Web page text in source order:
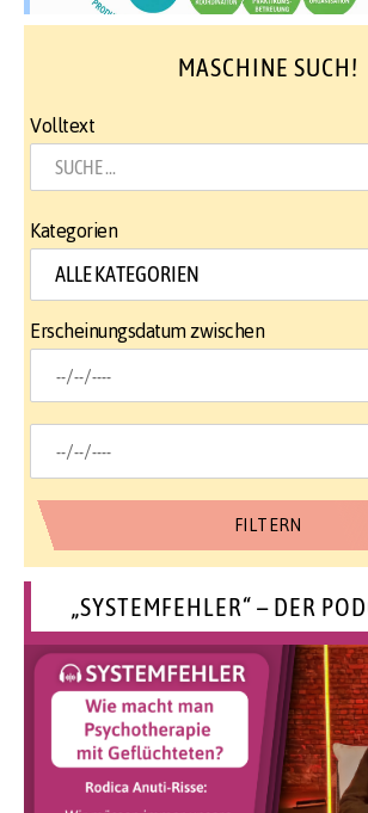
MASCHINE SUCH!
Volltext
Kategorien
Erscheinungsdatum zwischen
„SYSTEMFEHLER“ – DER